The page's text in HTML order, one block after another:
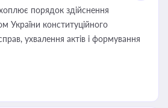
порядок здійснення
України конституційного
ухвалення актів і формування